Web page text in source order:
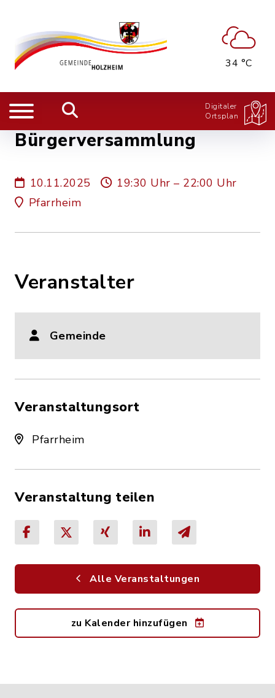
34 °C
Digitaler
Ortsplan
Bürgerversammlung
10.11.2025
19:30 Uhr – 22:00 Uhr
Pfarrheim
Veranstalter
Gemeinde
Veranstaltungsort
Pfarrheim
Veranstaltung teilen
Alle Veranstaltungen
zu Kalender hinzufügen